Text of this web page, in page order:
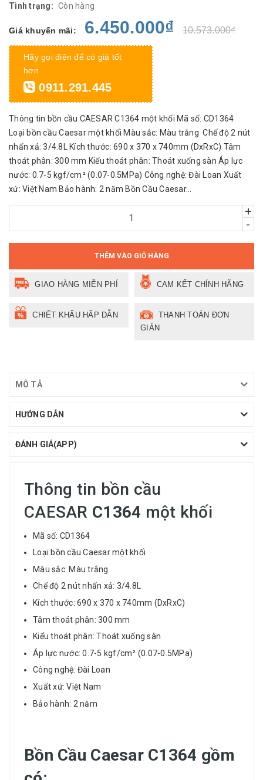
Tình trạng: Còn hàng
Giá khuyến mãi: 6.450.000₫ 10.573.000₫
Hãy gọi điện để có giá tốt
hơn
0911.291.445
Thông tin bồn cầu CAESAR C1364 một khối Mã số: CD1364
Loại bồn cầu Caesar một khối Màu sắc: Màu trắng Chế độ 2 nút
nhấn xả: 3/4.8L Kích thước: 690 x 370 x 740mm (DxRxC) Tâm
thoát phân: 300 mm Kiểu thoát phân: Thoát xuống sàn Áp lực
nước: 0.7-5 kgf/cm² (0.07-0.5MPa) Công nghệ: Đài Loan Xuất
xứ: Việt Nam Bảo hành: 2 năm Bồn Cầu Caesar...
+
-
THÊM VÀO GIỎ HÀNG
GIAO HÀNG MIỄN PHÍ CAM KẾT CHÍNH HÃNG
CHIẾT KHẤU HẤP DẪN
THANH TOÁN ĐƠN
GIẢN
MÔ TẢ
HƯỚNG DẪN
ĐÁNH GIÁ(APP)
Thông tin bồn cầu
CAESAR C1364 một khối
Mã số: CD1364
Loại bồn cầu Caesar một khối
Màu sắc: Màu trắng
Chế độ 2 nút nhấn xả: 3/4.8L
Kích thước: 690 x 370 x 740mm (DxRxC)
Tâm thoát phân: 300 mm
Kiểu thoát phân: Thoát xuống sàn
Áp lực nước: 0.7-5 kgf/cm² (0.07-0.5MPa)
Công nghệ: Đài Loan
Xuất xứ: Việt Nam
Bảo hành: 2 năm
Bồn Cầu Caesar C1364 gồm